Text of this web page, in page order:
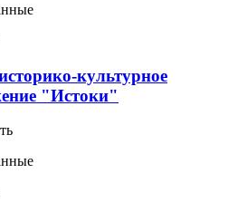
культурное
"Истоки"